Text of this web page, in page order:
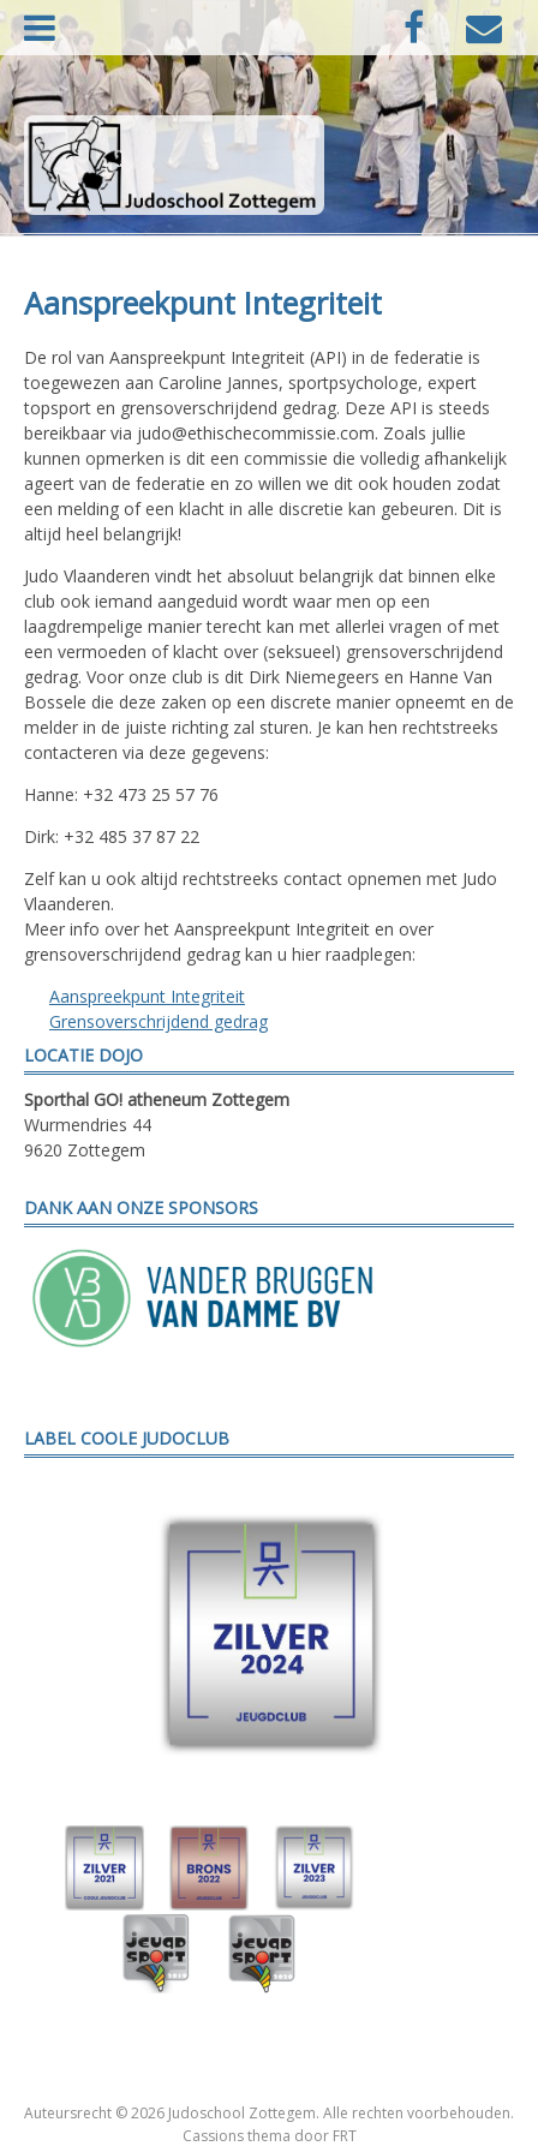
Naar
de
inhoud
springen
FacebookE-
mail
Judoschool Zottegem
Aanspreekpunt Integriteit
De rol van Aanspreekpunt Integriteit (API) in de federatie is
toegewezen aan Caroline Jannes, sportpsychologe, expert
topsport en grensoverschrijdend gedrag. Deze API is steeds
bereikbaar via judo@ethischecommissie.com. Zoals jullie
kunnen opmerken is dit een commissie die volledig afhankelijk
ageert van de federatie en zo willen we dit ook houden zodat
een melding of een klacht in alle discretie kan gebeuren. Dit is
altijd heel belangrijk!
Judo Vlaanderen vindt het absoluut belangrijk dat binnen elke
club ook iemand aangeduid wordt waar men op een
laagdrempelige manier terecht kan met allerlei vragen of met
een vermoeden of klacht over (seksueel) grensoverschrijdend
gedrag. Voor onze club is dit Dirk Niemegeers en Hanne Van
Bossele die deze zaken op een discrete manier opneemt en de
melder in de juiste richting zal sturen. Je kan hen rechtstreeks
contacteren via deze gegevens:
Hanne: +32 473 25 57 76
Dirk: +32 485 37 87 22
Zelf kan u ook altijd rechtstreeks contact opnemen met Judo
Vlaanderen.
Meer info over het Aanspreekpunt Integriteit en over
grensoverschrijdend gedrag kan u hier raadplegen:
Aanspreekpunt Integriteit
Grensoverschrijdend gedrag
LOCATIE DOJO
Sporthal GO! atheneum Zottegem
Wurmendries 44
9620 Zottegem
DANK AAN ONZE SPONSORS
LABEL COOLE JUDOCLUB
Auteursrecht © 2026 Judoschool Zottegem. Alle rechten voorbehouden.
Cassions thema door FRT